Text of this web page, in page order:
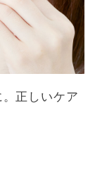
正しいケア